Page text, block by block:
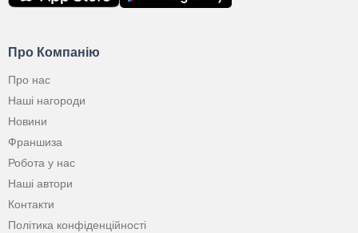
Про Компанію
Про нас
Наші нагороди
Новини
Франшиза
Робота у нас
Наші автори
Контакти
Політика конфіденційності